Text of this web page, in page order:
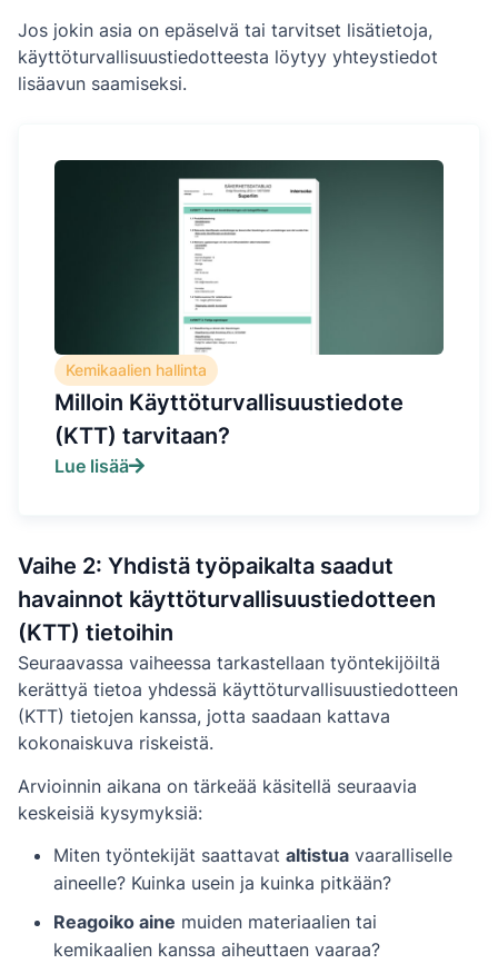
Jos jokin asia on epäselvä tai tarvitset lisätietoja,
käyttöturvallisuustiedotteesta löytyy yhteystiedot
lisäavun saamiseksi.
Kemikaalien hallinta
Milloin Käyttöturvallisuustiedote
(KTT) tarvitaan?
Lue lisää
Vaihe 2: Yhdistä työpaikalta saadut
havainnot käyttöturvallisuustiedotteen
(KTT) tietoihin
Seuraavassa vaiheessa tarkastellaan työntekijöiltä
kerättyä tietoa yhdessä käyttöturvallisuustiedotteen
(KTT) tietojen kanssa, jotta saadaan kattava
kokonaiskuva riskeistä.
Arvioinnin aikana on tärkeää käsitellä seuraavia
keskeisiä kysymyksiä:
Miten työntekijät saattavat altistua vaaralliselle
aineelle? Kuinka usein ja kuinka pitkään?
Reagoiko aine muiden materiaalien tai
kemikaalien kanssa aiheuttaen vaaraa?